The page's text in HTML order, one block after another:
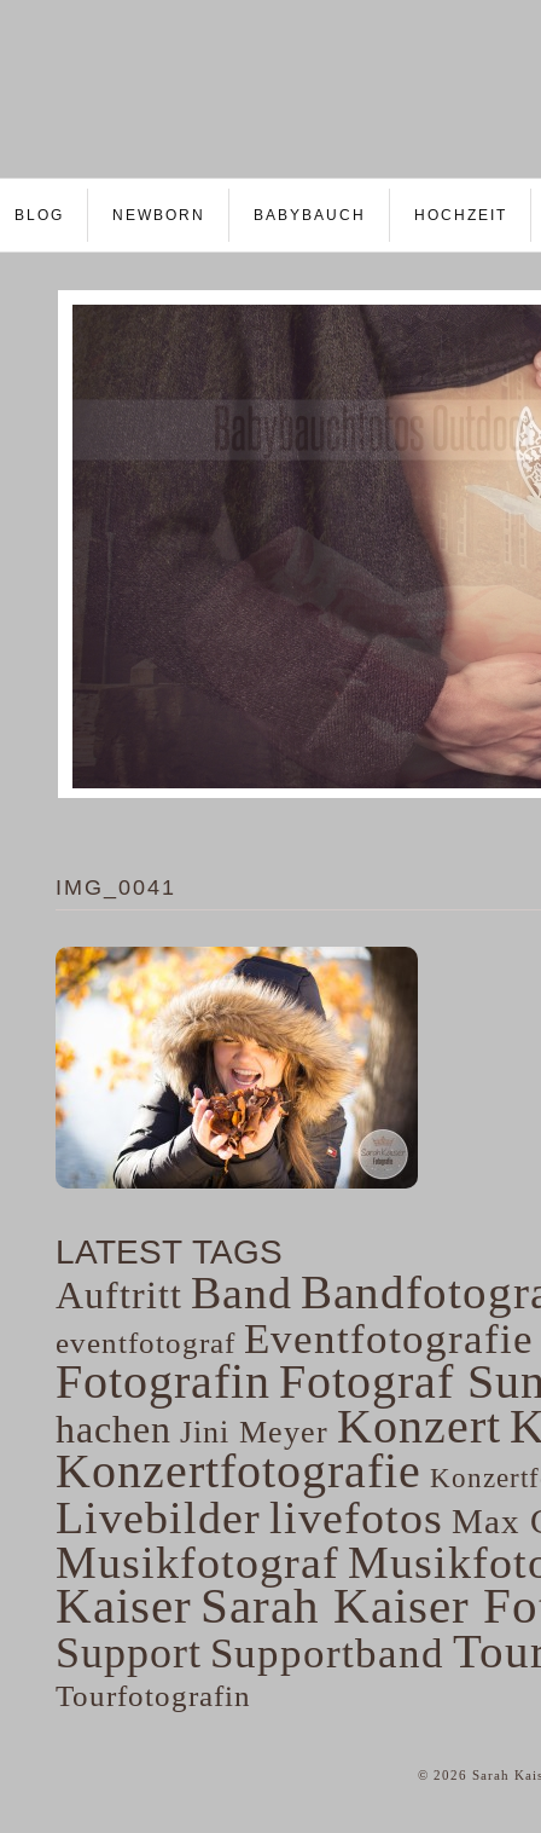
BLOG NEWBORN BABYBAUCH HOCHZEIT
IMG_0041
LATEST TAGS
Auftritt Band
eventfotograf Eventfotografie
Fotografin Fotograf
hachen Jini Meyer Konzert
Konzertfotografie
Livebilderlivefotos Max
Musikfotograf
Kaiser Sarah Kaiser
Support Supportband
Tourfotografin
© 2026 Sarah